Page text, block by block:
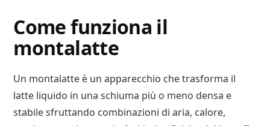
Come funziona il
montalatte
Un montalatte è un apparecchio che trasforma il
latte liquido in una schiuma più o meno densa e
stabile sfruttando combinazioni di aria, calore,